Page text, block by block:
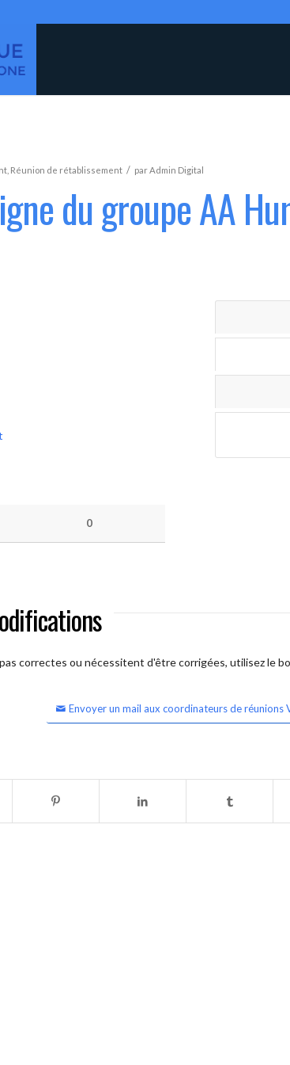
Réunion de rétablissement / parAdmin Digital
du groupe AA
0
correctes ou nécessitent d'être corrigées, utilisez le
Envoyer un mail aux coordinateurs de réunions